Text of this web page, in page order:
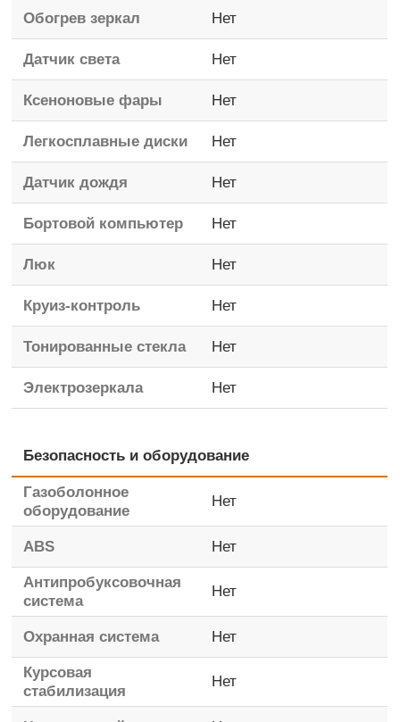
Обогрев зеркал Нет
Датчик света Нет
Ксеноновые фары Нет
Легкосплавные диски Нет
Датчик дождя Нет
Бортовой компьютер Нет
Люк Нет
Круиз-контроль Нет
Тонированные стекла Нет
Электрозеркала Нет
Безопасность и оборудование
Газоболонное
оборудование
Нет
ABS
Нет
Антипробуксовочная
система
Нет
Охранная система
Нет
Курсовая
стабилизация
Нет